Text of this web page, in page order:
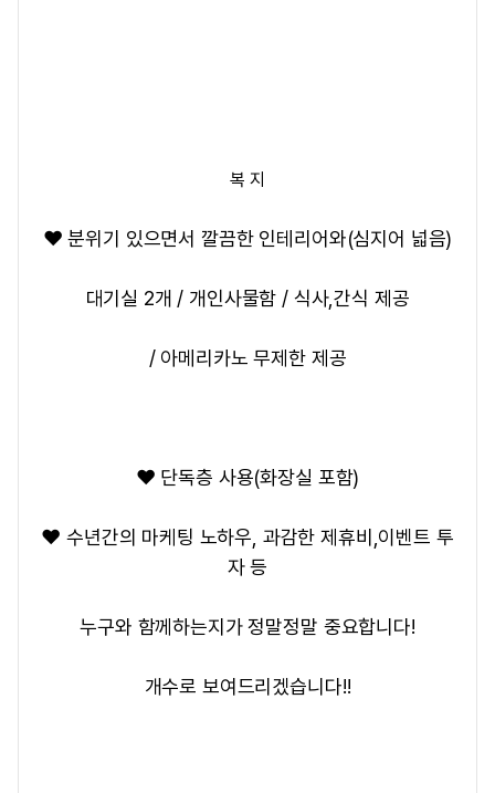
복 지
❤️ 분위기 있으면서 깔끔한 인테리어와(심지어 넓음)
대기실 2개 / 개인사물함 / 식사,간식 제공
/ 아메리카노 무제한 제공
❤️ 단독층 사용(화장실 포함)
❤️ 수년간의 마케팅 노하우, 과감한 제휴비,이벤트 투
자 등
누구와 함께하는지가 정말정말 중요합니다!
개수로 보여드리겠습니다!!